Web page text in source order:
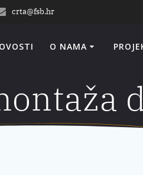
crta@fsb.hr
O NAMA